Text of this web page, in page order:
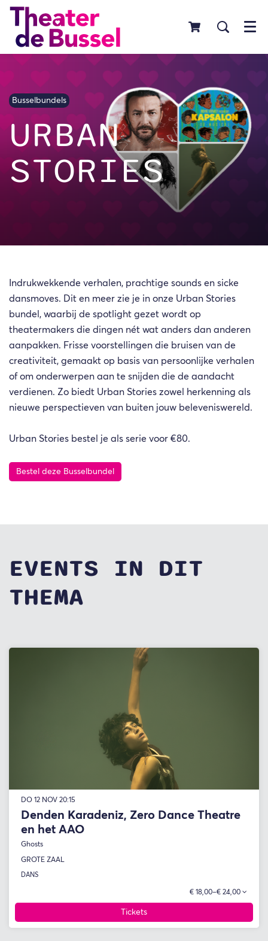
Menu
Busselbundels
URBAN
STORIES
Indrukwekkende verhalen, prachtige sounds en sicke
dansmoves. Dit en meer zie je in onze Urban Stories
bundel, waarbij de spotlight gezet wordt op
theatermakers die dingen nét wat anders dan anderen
aanpakken. Frisse voorstellingen die bruisen van de
creativiteit, gemaakt op basis van persoonlijke verhalen
of om onderwerpen aan te snijden die de aandacht
verdienen. Zo biedt Urban Stories zowel herkenning als
nieuwe perspectieven van buiten jouw beleveniswereld.
Urban Stories bestel je als serie voor €80.
Bestel deze Busselbundel
EVENTS IN DIT
THEMA
Denden Karadeniz, Zero Dance Theatre
en het AAO
Ghosts
DO 12 NOV 20:15
GROTE ZAAL
DANS
€ 18,00–€ 24,00
Tickets